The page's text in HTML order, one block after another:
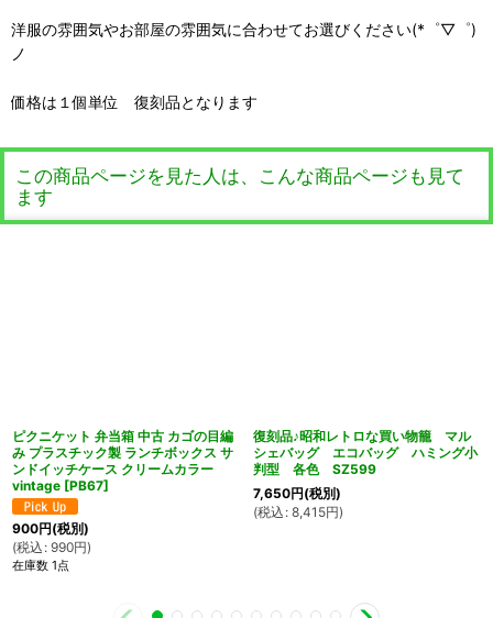
洋服の雰囲気やお部屋の雰囲気に合わせてお選びください(*゜▽゜)
ノ
価格は１個単位 復刻品となります
この商品ページを見た人は、こんな商品ページも見て
ます
ピクニケット 弁当箱 中古 カゴの目編
み プラスチック製 ランチボックス サ
ンドイッチケース クリームカラー
vintage [PB67]
900円(税別)
(税込 : 990円)
在庫数 1点
復刻品♪昭和レトロな買い物籠 マル
シェバッグ エコバッグ ハミング小
判型 各色 SZ599
7,650円(税別)
(税込 : 8,415円)